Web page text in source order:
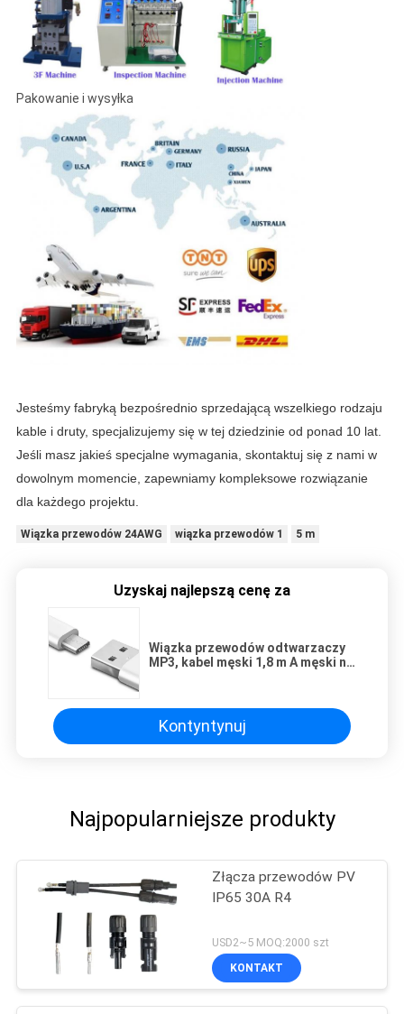
Pakowanie i wysyłka
Jesteśmy fabryką bezpośrednio sprzedającą wszelkiego rodzaju
kable i druty, specjalizujemy się w tej dziedzinie od ponad 10 lat.
Jeśli masz jakieś specjalne wymagania, skontaktuj się z nami w
dowolnym momencie, zapewniamy kompleksowe rozwiązanie
dla każdego projektu.
Wiązka przewodów 24AWG wiązka przewodów 1 5 m
Uzyskaj najlepszą cenę za
Wiązka przewodów odtwarzaczy
MP3, kabel męski 1,8 m A męski na
Kontyntynuj
Najpopularniejsze produkty
Złącza przewodów PV
IP65 30A R4
USD2~5 MOQ:2000 szt
KONTAKT